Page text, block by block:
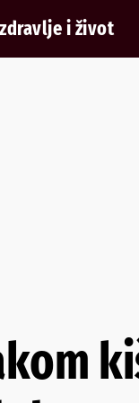
zdravlje i život